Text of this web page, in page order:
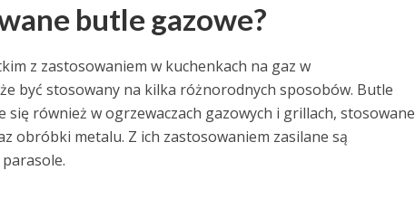
butle gazowe?
z zastosowaniem w kuchenkach na gaz w
być stosowany na kilka różnorodnych sposobów. Butle
również w ogrzewaczach gazowych i grillach, stosowane
obróbki metalu. Z ich zastosowaniem zasilane są